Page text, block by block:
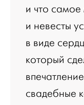
и что
и невесты
в виде
который
свадебные